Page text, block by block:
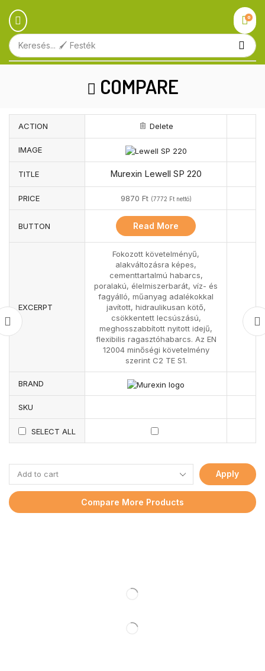
Keresés... 🖌️ Festék
0
COMPARE
ACTION Delete
IMAGE
TITLE Murexin Lewell SP 220
PRICE 9870 Ft (7772 Ftnettó)
BUTTON Read More
EXCERPT
Fokozott követelményű,
alakváltozásra képes,
cementtartalmú habarcs,
poralakú, élelmiszerbarát, víz- és
fagyálló, műanyag adalékokkal
javított, hidraulikusan kötő,
csökkentett lecsúszású,
meghosszabbított nyitott idejű,
flexibilis ragasztóhabarcs. Az EN
12004 minőségi követelmény
szerint C2 TE S1.
BRAND
SKU
SELECT ALL
Apply
Compare More Products